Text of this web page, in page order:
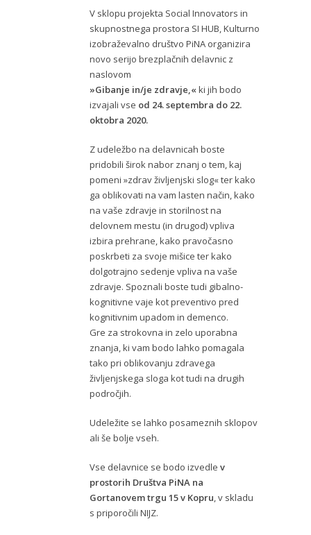
V sklopu projekta Social Innovators in
skupnostnega prostora SI HUB, Kulturno
izobraževalno društvo PiNA organizira
novo serijo brezplačnih delavnic z
naslovom
»Gibanje in/je zdravje,« ki jih bodo
izvajali vse od 24. septembra do 22.
oktobra 2020.
Z udeležbo na delavnicah boste
pridobili širok nabor znanj o tem, kaj
pomeni »zdrav življenjski slog« ter kako
ga oblikovati na vam lasten način, kako
na vaše zdravje in storilnost na
delovnem mestu (in drugod) vpliva
izbira prehrane, kako pravočasno
poskrbeti za svoje mišice ter kako
dolgotrajno sedenje vpliva na vaše
zdravje. Spoznali boste tudi gibalno-
kognitivne vaje kot preventivo pred
kognitivnim upadom in demenco.
Gre za strokovna in zelo uporabna
znanja, ki vam bodo lahko pomagala
tako pri oblikovanju zdravega
življenjskega sloga kot tudi na drugih
področjih.
Udeležite se lahko posameznih sklopov
ali še bolje vseh.
Vse delavnice se bodo izvedle v
prostorih Društva PiNA na
Gortanovem trgu 15 v Kopru, v skladu
s priporočili NIJZ.